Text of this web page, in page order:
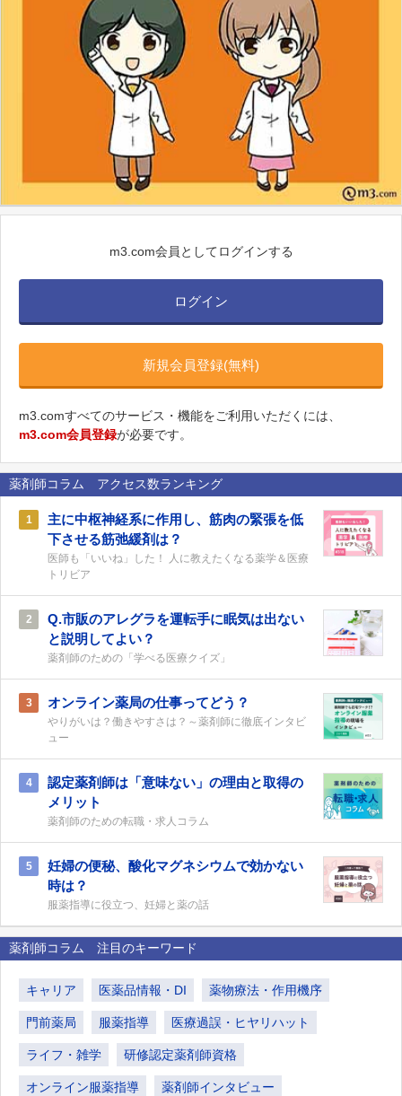
m3.com会員としてログインする
ログイン
新規会員登録(無料)
m3.comすべてのサービス・機能をご利用いただくには、
m3.com会員登録が必要です。
薬剤師コラム アクセス数ランキング
1
主に中枢神経系に作用し、筋肉の緊張を低
下させる筋弛緩剤は？
医師も「いいね」した！ 人に教えたくなる薬学＆医療
トリビア
2
Q.市販のアレグラを運転手に眠気は出ない
と説明してよい？
薬剤師のための「学べる医療クイズ」
3 オンライン薬局の仕事ってどう？
やりがいは？働きやすさは？～薬剤師に徹底インタビ
ュー
4
認定薬剤師は「意味ない」の理由と取得の
メリット
薬剤師のための転職・求人コラム
5
妊婦の便秘、酸化マグネシウムで効かない
時は？
服薬指導に役立つ、妊婦と薬の話
薬剤師コラム 注目のキーワード
キャリア 医薬品情報・DI 薬物療法・作用機序
門前薬局 服薬指導 医療過誤・ヒヤリハット
ライフ・雑学 研修認定薬剤師資格
オンライン服薬指導 薬剤師インタビュー